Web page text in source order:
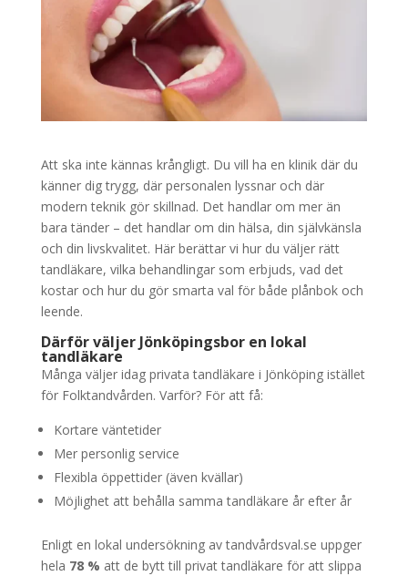
Att ska inte kännas krångligt. Du vill ha en klinik där du
känner dig trygg, där personalen lyssnar och där
modern teknik gör skillnad. Det handlar om mer än
bara tänder – det handlar om din hälsa, din självkänsla
och din livskvalitet. Här berättar vi hur du väljer rätt
tandläkare, vilka behandlingar som erbjuds, vad det
kostar och hur du gör smarta val för både plånbok och
leende.
Därför väljer Jönköpingsbor en lokal
tandläkare
Många väljer idag privata tandläkare i Jönköping istället
för Folktandvården. Varför? För att få:
Kortare väntetider
Mer personlig service
Flexibla öppettider (även kvällar)
Möjlighet att behålla samma tandläkare år efter år
Enligt en lokal undersökning av tandvårdsval.se uppger
hela 78 % att de bytt till privat tandläkare för att slippa